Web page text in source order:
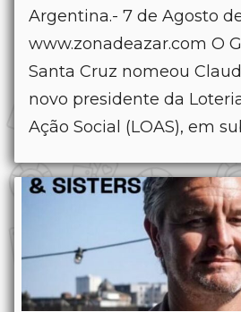
Argentina.- 7 de Agosto de
www.zonadeazar.com O
Santa Cruz nomeou
novo presidente da
Ação Social (LOAS), em